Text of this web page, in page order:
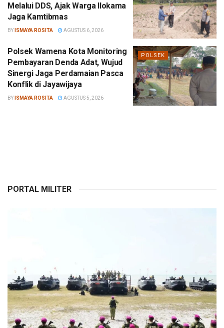
Melalui DDS, Ajak Warga Ilokama
Jaga Kamtibmas
BY ISMAYA ROSITA AGUSTUS 6, 2026
POLSEK
Polsek Wamena Kota Monitoring
Pembayaran Denda Adat, Wujud
Sinergi Jaga Perdamaian Pasca
Konflik di Jayawijaya
BY ISMAYA ROSITA AGUSTUS 5, 2026
PORTAL MILITER